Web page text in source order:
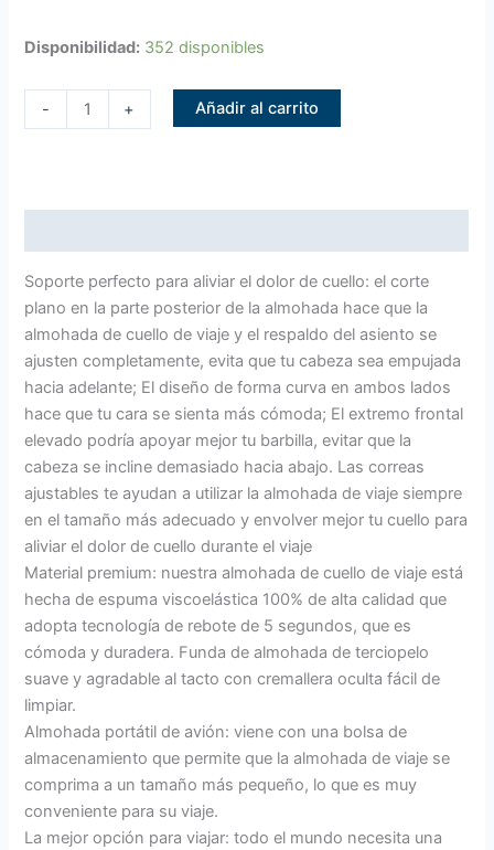
Disponibilidad: 352 disponibles
- + Añadir al carrito
Soporte perfecto para aliviar el dolor de cuello: el corte
plano en la parte posterior de la almohada hace que la
almohada de cuello de viaje y el respaldo del asiento se
ajusten completamente, evita que tu cabeza sea empujada
hacia adelante; El diseño de forma curva en ambos lados
hace que tu cara se sienta más cómoda; El extremo frontal
elevado podría apoyar mejor tu barbilla, evitar que la
cabeza se incline demasiado hacia abajo. Las correas
ajustables te ayudan a utilizar la almohada de viaje siempre
en el tamaño más adecuado y envolver mejor tu cuello para
aliviar el dolor de cuello durante el viaje
Material premium: nuestra almohada de cuello de viaje está
hecha de espuma viscoelástica 100% de alta calidad que
adopta tecnología de rebote de 5 segundos, que es
cómoda y duradera. Funda de almohada de terciopelo
suave y agradable al tacto con cremallera oculta fácil de
limpiar.
Almohada portátil de avión: viene con una bolsa de
almacenamiento que permite que la almohada de viaje se
comprima a un tamaño más pequeño, lo que es muy
conveniente para su viaje.
La mejor opción para viajar: todo el mundo necesita una